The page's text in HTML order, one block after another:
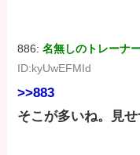
886:名無しのトレーナ
ID:kyUwEFMId
>>883
そこが多いね。見